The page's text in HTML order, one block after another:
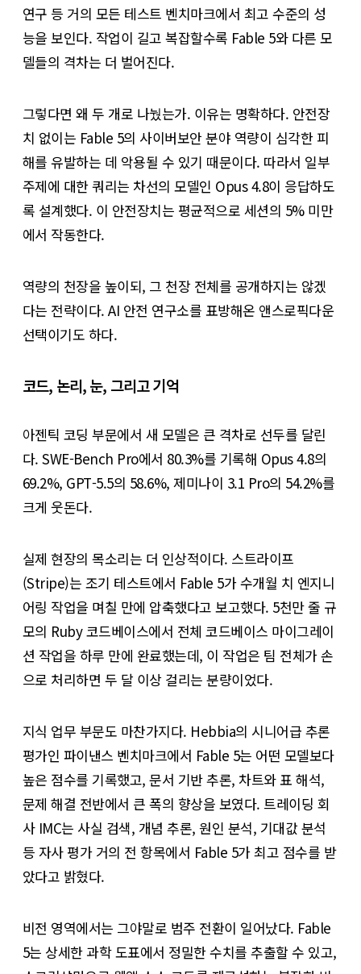
연구 등 거의 모든 테스트 벤치마크에서 최고 수준의 성
능을 보인다. 작업이 길고 복잡할수록 Fable 5와 다른 모
델들의 격차는 더 벌어진다.
그렇다면 왜 두 개로 나눴는가. 이유는 명확하다. 안전장
치 없이는 Fable 5의 사이버보안 분야 역량이 심각한 피
해를 유발하는 데 악용될 수 있기 때문이다. 따라서 일부
주제에 대한 쿼리는 차선의 모델인 Opus 4.8이 응답하도
록 설계했다. 이 안전장치는 평균적으로 세션의 5% 미만
에서 작동한다.
역량의 천장을 높이되, 그 천장 전체를 공개하지는 않겠
다는 전략이다. AI 안전 연구소를 표방해온 앤스로픽다운
선택이기도 하다.
코드, 논리, 눈, 그리고 기억
아젠틱 코딩 부문에서 새 모델은 큰 격차로 선두를 달린
다. SWE-Bench Pro에서 80.3%를 기록해 Opus 4.8의
69.2%, GPT-5.5의 58.6%, 제미나이 3.1 Pro의 54.2%를
크게 웃돈다.
실제 현장의 목소리는 더 인상적이다. 스트라이프
(Stripe)는 조기 테스트에서 Fable 5가 수개월 치 엔지니
어링 작업을 며칠 만에 압축했다고 보고했다. 5천만 줄 규
모의 Ruby 코드베이스에서 전체 코드베이스 마이그레이
션 작업을 하루 만에 완료했는데, 이 작업은 팀 전체가 손
으로 처리하면 두 달 이상 걸리는 분량이었다.
지식 업무 부문도 마찬가지다. Hebbia의 시니어급 추론
평가인 파이낸스 벤치마크에서 Fable 5는 어떤 모델보다
높은 점수를 기록했고, 문서 기반 추론, 차트와 표 해석,
문제 해결 전반에서 큰 폭의 향상을 보였다. 트레이딩 회
사 IMC는 사실 검색, 개념 추론, 원인 분석, 기대값 분석
등 자사 평가 거의 전 항목에서 Fable 5가 최고 점수를 받
았다고 밝혔다.
비전 영역에서는 그야말로 범주 전환이 일어났다. Fable
5는 상세한 과학 도표에서 정밀한 수치를 추출할 수 있고,